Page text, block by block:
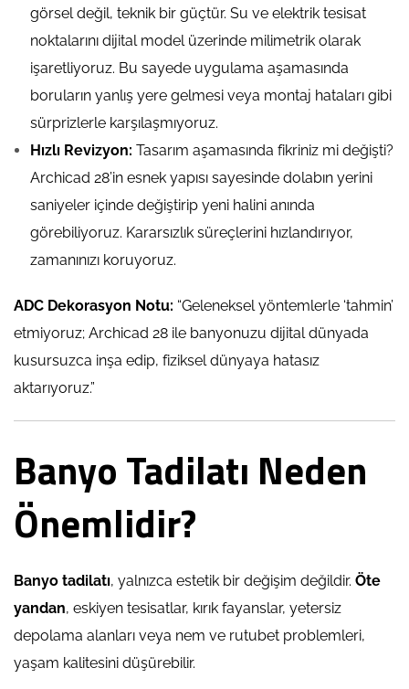
görsel değil, teknik bir güçtür. Su ve elektrik tesisat
noktalarını dijital model üzerinde milimetrik olarak
işaretliyoruz. Bu sayede uygulama aşamasında
boruların yanlış yere gelmesi veya montaj hataları gibi
sürprizlerle karşılaşmıyoruz.
Hızlı Revizyon: Tasarım aşamasında fikriniz mi değişti?
Archicad 28’in esnek yapısı sayesinde dolabın yerini
saniyeler içinde değiştirip yeni halini anında
görebiliyoruz. Kararsızlık süreçlerini hızlandırıyor,
zamanınızı koruyoruz.
ADC Dekorasyon Notu: “Geleneksel yöntemlerle ‘tahmin’
etmiyoruz; Archicad 28 ile banyonuzu dijital dünyada
kusursuzca inşa edip, fiziksel dünyaya hatasız
aktarıyoruz.”
Banyo Tadilatı Neden
Önemlidir?
Banyo tadilatı, yalnızca estetik bir değişim değildir. Öte
yandan, eskiyen tesisatlar, kırık fayanslar, yetersiz
depolama alanları veya nem ve rutubet problemleri,
yaşam kalitesini düşürebilir.